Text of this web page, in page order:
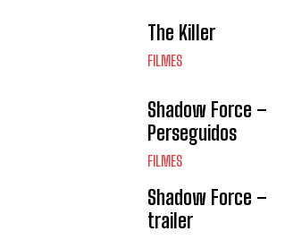
The Killer
FILMES
Shadow Force –
Perseguidos
FILMES
Shadow Force –
trailer